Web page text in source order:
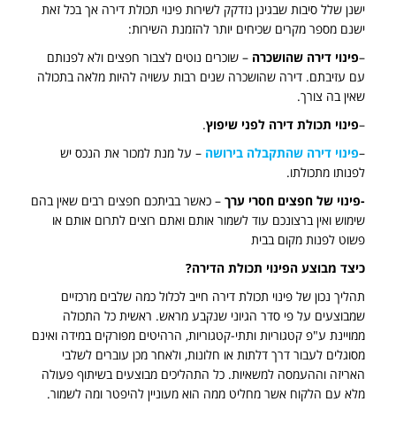
ישנן שלל סיבות שבגינן נזדקק לשירות פינוי תכולת דירה אך בכל זאת
ישנם מספר מקרים שכיחים יותר להזמנת השירות:
–פינוי דירה שהושכרה – שוכרים נוטים לצבור חפצים ולא לפנותם
עם עזיבתם. דירה שהושכרה שנים רבות עשויה להיות מלאה בתכולה
שאין בה צורך.
–פינוי תכולת דירה לפני שיפוץ.
–פינוי דירה שהתקבלה בירושה – על מנת למכור את הנכס יש
לפנותו מתכולתו.
-פינוי של חפצים חסרי ערך – כאשר בביתכם חפצים רבים שאין בהם
שימוש ואין ברצונכם עוד לשמור אותם ואתם רוצים לתרום אותם או
פשוט לפנות מקום בבית
כיצד מבוצע הפינוי תכולת הדירה?
תהליך נכון של פינוי תכולת דירה חייב לכלול כמה שלבים מרכזיים
שמבוצעים על פי סדר הגיוני שנקבע מראש. ראשית כל התכולה
ממויינת ע"פ קטגוריות ותתי-קטגוריות, הרהיטים מפורקים במידה ואינם
מסוגלים לעבור דרך דלתות או חלונות, ולאחר מכן עוברים לשלבי
האריזה וההעמסה למשאיות. כל התהליכים מבוצעים בשיתוף פעולה
מלא עם הלקוח אשר מחליט ממה הוא מעוניין להיפטר ומה לשמור.